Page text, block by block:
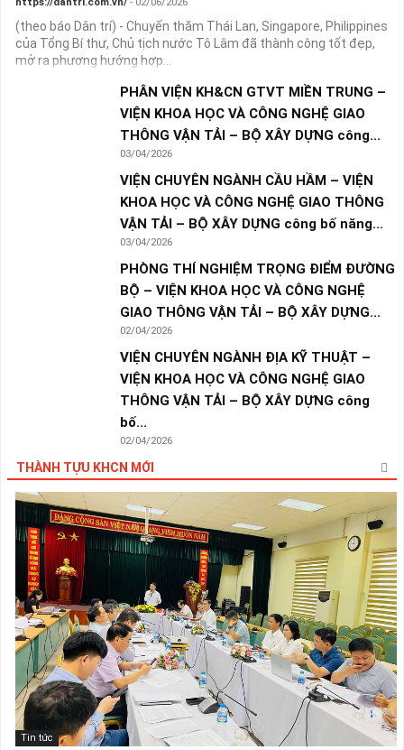
(theo báo Dân trí) - Chuyến thăm Thái Lan, Singapore, Philippines
của Tổng Bí thư, Chủ tịch nước Tô Lâm đã thành công tốt đẹp,
mở ra phương hướng hợp...
PHÂN VIỆN KH&CN GTVT MIỀN TRUNG –
VIỆN KHOA HỌC VÀ CÔNG NGHỆ GIAO
THÔNG VẬN TẢI – BỘ XÂY DỰNG công...
03/04/2026
VIỆN CHUYÊN NGÀNH CẦU HẦM – VIỆN
KHOA HỌC VÀ CÔNG NGHỆ GIAO THÔNG
VẬN TẢI – BỘ XÂY DỰNG công bố năng...
03/04/2026
PHÒNG THÍ NGHIỆM TRỌNG ĐIỂM ĐƯỜNG
BỘ – VIỆN KHOA HỌC VÀ CÔNG NGHỆ
GIAO THÔNG VẬN TẢI – BỘ XÂY DỰNG...
02/04/2026
VIỆN CHUYÊN NGÀNH ĐỊA KỸ THUẬT –
VIỆN KHOA HỌC VÀ CÔNG NGHỆ GIAO
THÔNG VẬN TẢI – BỘ XÂY DỰNG công
bố...
02/04/2026
THÀNH TỰU KHCN MỚI
Tin tức